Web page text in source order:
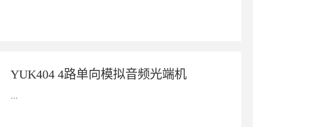
YUK404 4路单向模拟音频光端机
...